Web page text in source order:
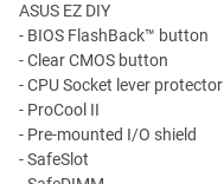
ASUS EZ DIY
- BIOS FlashBack™ button
- Clear CMOS button
- CPU Socket lever protector
- ProCool II
- Pre-mounted I/O shield
- SafeSlot